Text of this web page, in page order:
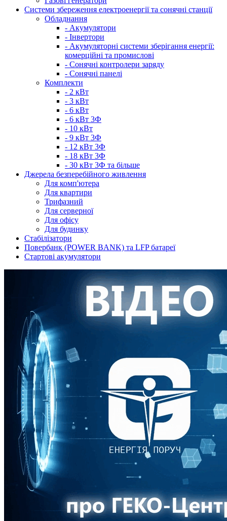
Системи збереження електроенергії та сонячні станції
Обладнання
- Акумулятори
- Інвертори
- Акумуляторні системи зберігання енергії:
комерційні та промислові
- Сонячні контролери заряду
- Сонячні панелі
Комплекти
- 2 кВт
- 3 кВт
- 6 кВт
- 6 кВт 3Ф
- 10 кВт
- 9 кВт 3Ф
- 12 кВт 3Ф
- 18 кВт 3Ф
- 30 кВт 3Ф та більше
Джерела безперебійного живлення
Для комп'ютера
Для квартири
Трифазний
Для серверної
Для офісу
Для будинку
Стабілізатори
Повербанк (POWER BANK) та LFP батареї
Стартові акумулятори